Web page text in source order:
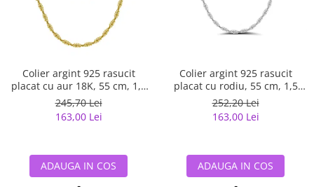
Colier argint 925 rasucit
placat cu aur 18K, 55 cm, 1,5
mm
245,70 Lei
163,00 Lei
ADAUGA IN COS
Colier argint 925 rasucit
placat cu rodiu, 55 cm, 1,5
mm
252,20 Lei
163,00 Lei
ADAUGA IN COS